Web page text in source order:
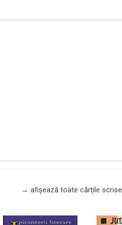
→ afișează toate cărțile scrise